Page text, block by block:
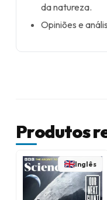
da natureza.
Opiniões e
Produtos
Inglês